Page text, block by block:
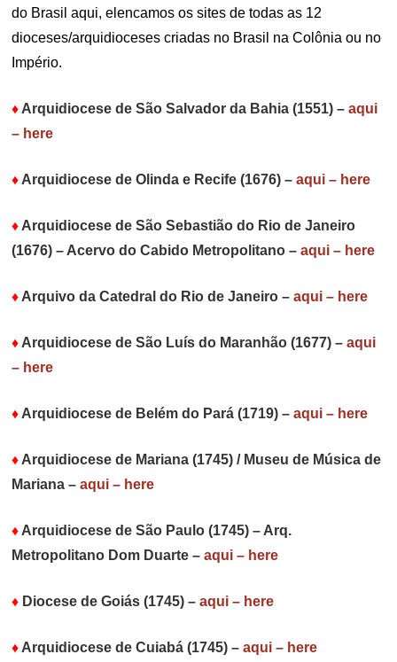
do Brasil aqui, elencamos os sites de todas as 12
dioceses/arquidioceses criadas no Brasil na Colônia ou no
Império.
♦ Arquidiocese de São Salvador da Bahia (1551) –aqui
– here
♦ Arquidiocese de Olinda e Recife (1676) –aqui – here
♦ Arquidiocese de São Sebastião do Rio de Janeiro
(1676) – Acervo do Cabido Metropolitano –aqui – here
♦ Arquivo da Catedral do Rio de Janeiro –aqui – here
♦ Arquidiocese de São Luís do Maranhão (1677) –aqui
– here
♦ Arquidiocese de Belém do Pará (1719) –aqui – here
♦ Arquidiocese de Mariana (1745) / Museu de Música de
Mariana –aqui – here
♦ Arquidiocese de São Paulo (1745) – Arq.
Metropolitano Dom Duarte –aqui – here
♦ Diocese de Goiás (1745) –aqui – here
♦ Arquidiocese de Cuiabá (1745) –aqui – here